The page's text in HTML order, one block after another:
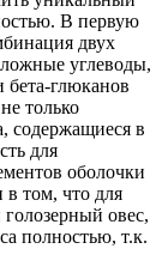
В первую
двух
углеводы,
глюканов
только
содержащиеся в
для
оболочки
в том, что для
овес,
полностью, т.к.